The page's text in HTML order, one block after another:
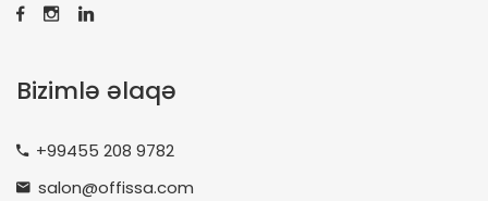
Bizimlə əlaqə
+99455 208 9782
salon@offissa.com